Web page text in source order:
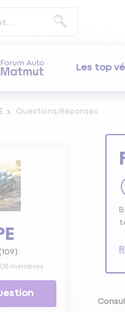
Les top
Questions/Réponses
(109)
membres